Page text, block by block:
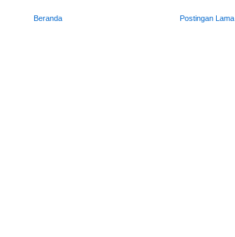
Postingan Lama
Beranda